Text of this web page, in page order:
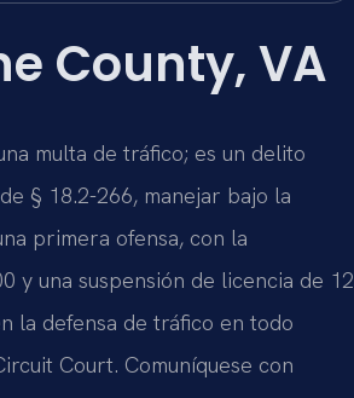
County, VA
multa de tráfico; es un delito
§ 18.2-266, manejar bajo la
primera ofensa, con la
y una suspensión de licencia de 12
la defensa de tráfico en todo
Court. Comuníquese con